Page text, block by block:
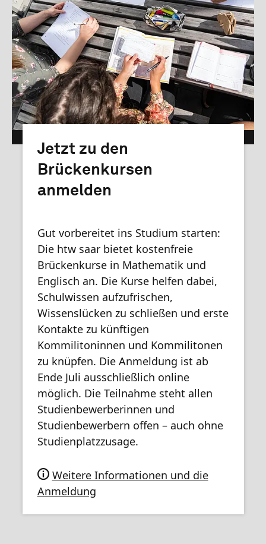
Jetzt zu den
Brückenkursen
anmelden
Gut vorbereitet ins Studium starten:
Die htw saar bietet kostenfreie
Brückenkurse in Mathematik und
Englisch an. Die Kurse helfen dabei,
Schulwissen aufzufrischen,
Wissenslücken zu schließen und erste
Kontakte zu künftigen
Kommilitoninnen und Kommilitonen
zu knüpfen. Die Anmeldung ist ab
Ende Juli ausschließlich online
möglich. Die Teilnahme steht allen
Studienbewerberinnen und
Studienbewerbern offen – auch ohne
Studienplatzzusage.
Weitere Informationen und die
Anmeldung